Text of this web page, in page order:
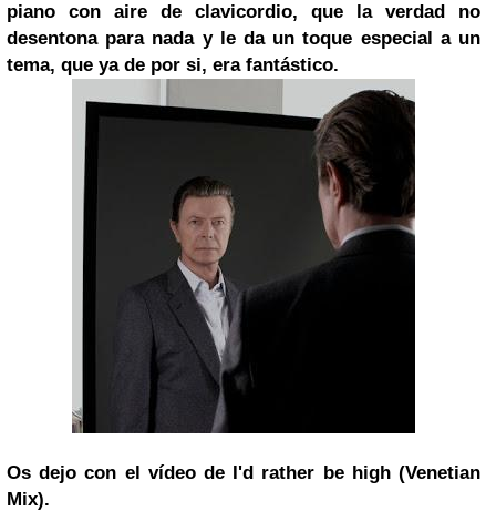
piano con aire de clavicordio, que la verdad no
desentona para nada y le da un toque especial a un
tema, que ya de por si, era fantástico.
Os dejo con el vídeo de I'd rather be high (Venetian
Mix).